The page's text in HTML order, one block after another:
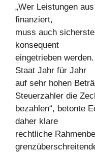
„Wer Leistungen
finanziert,
muss auch
konsequent
eingetrieben
Staat Jahr für Jahr
auf sehr hohen
Steuerzahler die
bezahlen“, betonte
daher klare
rechtliche